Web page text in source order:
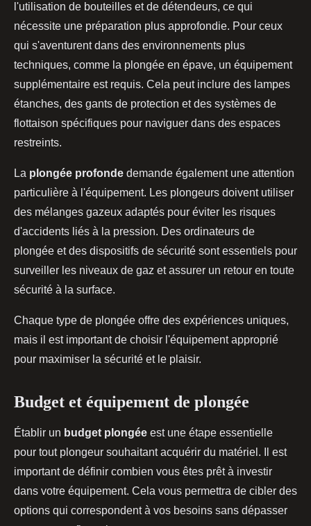
l'utilisation de bouteilles et de détendeurs, ce qui
nécessite une préparation plus approfondie. Pour ceux
qui s'aventurent dans des environnements plus
techniques, comme la plongée en épave, un équipement
supplémentaire est requis. Cela peut inclure des lampes
étanches, des gants de protection et des systèmes de
flottaison spécifiques pour naviguer dans des espaces
restreints.
La plongée profonde demande également une attention
particulière à l'équipement. Les plongeurs doivent utiliser
des mélanges gazeux adaptés pour éviter les risques
d'accidents liés à la pression. Des ordinateurs de
plongée et des dispositifs de sécurité sont essentiels pour
surveiller les niveaux de gaz et assurer un retour en toute
sécurité à la surface.
Chaque type de plongée offre des expériences uniques,
mais il est important de choisir l'équipement approprié
pour maximiser la sécurité et le plaisir.
Budget et équipement de plongée
Établir un budget plongée est une étape essentielle
pour tout plongeur souhaitant acquérir du matériel. Il est
important de définir combien vous êtes prêt à investir
dans votre équipement. Cela vous permettra de cibler des
options qui correspondent à vos besoins sans dépasser